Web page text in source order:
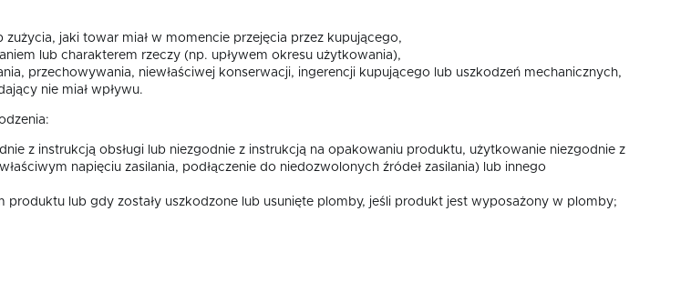
jaki towar miał w momencie przejęcia przez kupującego,
lub charakterem rzeczy (np. upływem okresu użytkowania),
przechowywania, niewłaściwej konserwacji, ingerencji kupującego lub uszkodzeń mechanicznych,
nie miał wpływu.
z instrukcją obsługi lub niezgodnie z instrukcją na opakowaniu produktu, użytkowanie niezgodnie z
napięciu zasilania, podłączenie do niedozwolonych źródeł zasilania) lub innego
produktu lub gdy zostały uszkodzone lub usunięte plomby, jeśli produkt jest wyposażony w plomby;